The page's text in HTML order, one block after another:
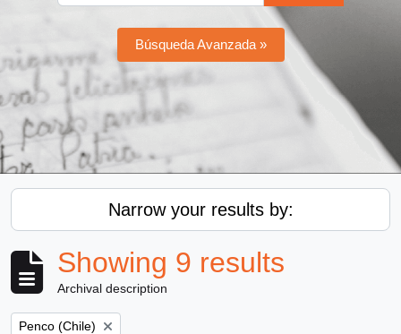
Búsqueda Avanzada »
Narrow your results by:
Showing 9 results
Archival description
Remove filter:
Penco (Chile)